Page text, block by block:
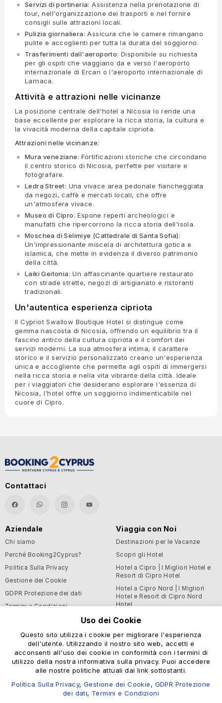
Servizi di portineria: Assistenza nella prenotazione di
tour, nell'organizzazione dei trasporti e nel fornire
consigli sulle attrazioni locali.
Pulizia giornaliera: Assicura che le camere rimangano
pulite e accoglienti per tutta la durata del soggiorno.
Trasferimenti dall'aeroporto: Disponibile su richiesta
per gli ospiti che viaggiano da e verso l'aeroporto
internazionale di Ercan o l'aeroporto internazionale di
Larnaca.
Attività e attrazioni nelle vicinanze
La posizione centrale dell'hotel a Nicosia lo rende una
base eccellente per esplorare la ricca storia, la cultura e
la vivacità moderna della capitale cipriota.
Attrazioni nelle vicinanze:
Mura veneziane: Fortificazioni storiche che circondano
il centro storico di Nicosia, perfette per visitare e
fotografare.
Ledra Street: Una vivace area pedonale fiancheggiata
da negozi, caffè e mercati locali, che offre
un'atmosfera vivace.
Museo di Cipro: Espone reperti archeologici e
manufatti che ripercorrono la ricca storia dell'isola.
Moschea di Selimiye (Cattedrale di Santa Sofia):
Un'impressionante miscela di architettura gotica e
islamica, che mette in evidenza il diverso patrimonio
della città.
Laiki Geitonia: Un affascinante quartiere restaurato
con strade strette, negozi di artigianato e ristoranti
tradizionali.
Un'autentica esperienza cipriota
Il Cypriot Swallow Boutique Hotel si distingue come
gemma nascosta di Nicosia, offrendo un equilibrio tra il
fascino antico della cultura cipriota e il comfort dei
servizi moderni. La sua atmosfera intima, il carattere
storico e il servizio personalizzato creano un'esperienza
unica e accogliente che permette agli ospiti di immergersi
nella ricca storia e nella vita vibrante della città. Ideale
per i viaggiatori che desiderano esplorare l'essenza di
Nicosia, l'hotel offre un soggiorno indimenticabile nel
cuore di Cipro.
Contattaci
Aziendale
Chi siamo
Perché Booking2Cyprus?
Politica Sulla Privacy
Gestione dei Cookie
GDPR Protezione dei dati
Termini e Condizioni
Viaggia con Noi
Destinazioni per le Vacanze
Scopri gli Hotel
Hotel a Cipro | I Migliori Hotel e
Resort di Cipro Hotel
Hotel a Cipro Nord | I Migliori
Hotel e Resort di Cipro Nord
Hotel
Supporto e Informazioni
Centro Assistenza
Contattaci
Uso dei Cookie
Questo sito utilizza i cookie per migliorare l'esperienza
dell'utente. Utilizzando il nostro sito web, accetti e
acconsenti all'uso dei cookie in conformità con i termini di
utilizzo della nostra informativa sulla privacy. Puoi accedere
alle nostre politiche attuali dai link sottostanti.
Politica Sulla Privacy,Gestione dei Cookie, GDPR Protezione
dei dati, Termini e Condizioni